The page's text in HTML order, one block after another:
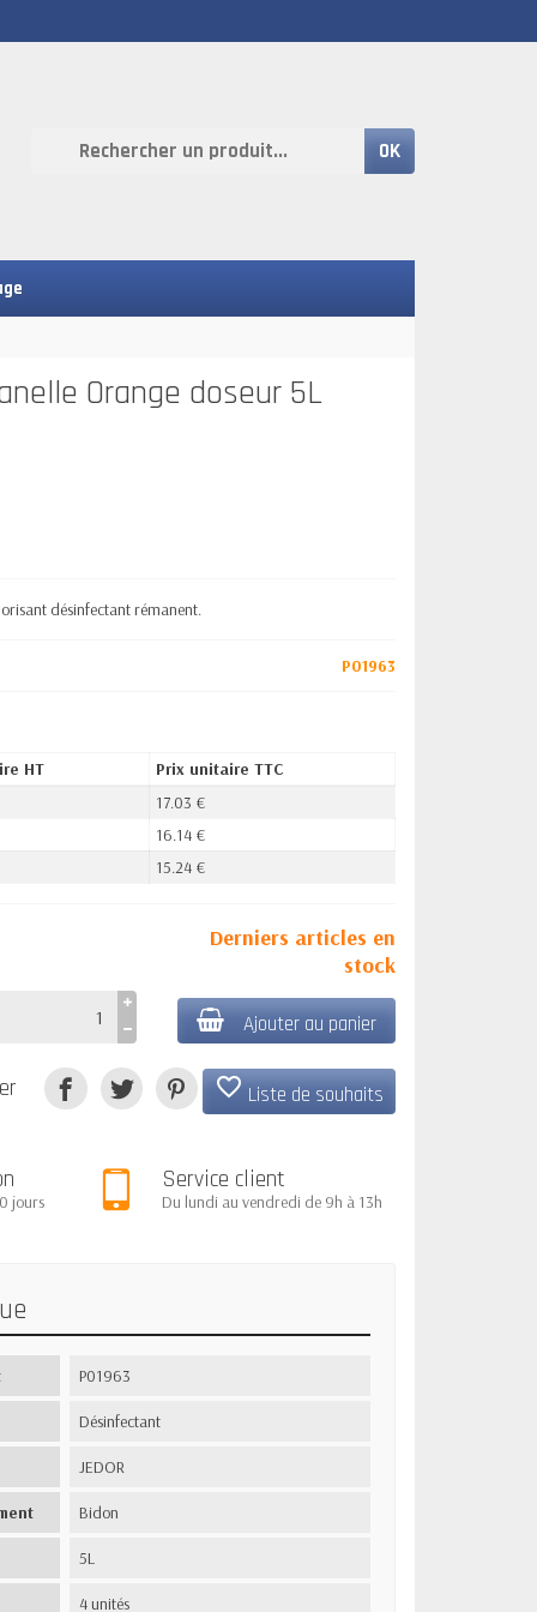
OK
Orange doseur 5L
désinfectant rémanent.
P01963
HT
Prix unitaire TTC
17.03 €
16.14 €
15.24 €
Derniers articles en
stock
Ajouter au panier
favorite_border Liste de souhaits
jours
Service client
Du lundi au vendredi de 9h à 13h
P01963
Désinfectant
JEDOR
Bidon
5L
4 unités